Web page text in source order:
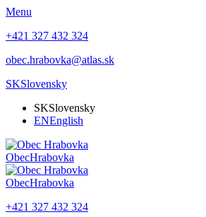
Menu
+421 327 432 324
obec.hrabovka@atlas.sk
SKSlovensky
SKSlovensky
ENEnglish
ObecHrabovka
ObecHrabovka
+421 327 432 324